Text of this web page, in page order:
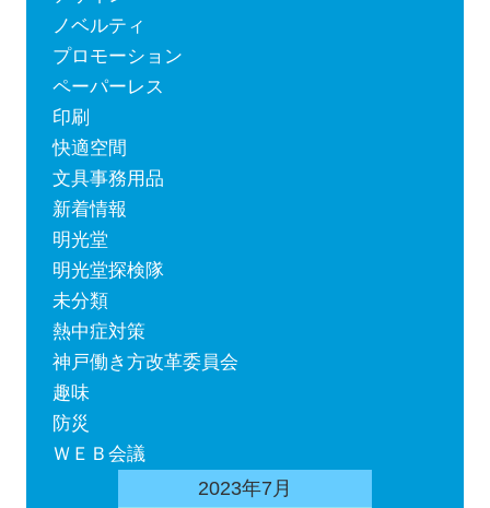
ノベルティ
プロモーション
ペーパーレス
印刷
快適空間
文具事務用品
新着情報
明光堂
明光堂探検隊
未分類
熱中症対策
神戸働き方改革委員会
趣味
防災
ＷＥＢ会議
2023年7月